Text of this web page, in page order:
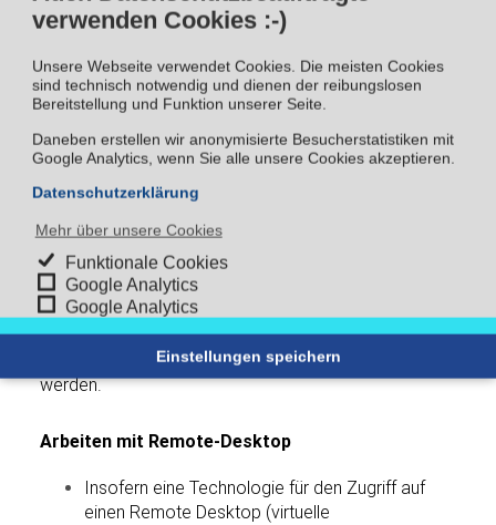
verwenden Cookies :-)
Unsere Webseite verwendet Cookies. Die meisten Cookies
sind technisch notwendig und dienen der reibungslosen
Bereitstellung und Funktion unserer Seite.
Daneben erstellen wir anonymisierte Besucherstatistiken mit
Google Analytics, wenn Sie alle unsere Cookies akzeptieren.
Datenschutzerklärung
Mehr über unsere Cookies
Funktionale Cookies
Google Analytics
Google Analytics
Einstellungen speichern
aktuellen und guten Virenschutz verfügt.
Herunterladen von Anhängen
Anhänge werden insbesondere datenschutzrechtlich
relevant, wenn es sich beispielsweise um Listen mit
personenbezogenen Daten handelt. Zum Beispiel
Einsatzpläne, Urlaubskalender und vergleichbar. Um
die Anhänge zu öffnen, müssen diese zumindest
geöffnet und gespeichert werden. Hier hilft im Notfall
nur eine konkrete Anweisung, die Daten nur
vorübergehend lokal zu speichern und den Zugriff
durch Dritte (wie Familienmitglieder) zu verhindern.
Natürlich müssen derartige Daten nach der
Bearbeitung wieder vom privaten Gerät gelöscht
werden.
Arbeiten mit Remote-Desktop
Insofern eine Technologie für den Zugriff auf
einen Remote Desktop (virtuelle